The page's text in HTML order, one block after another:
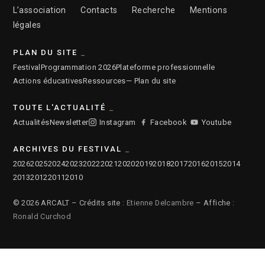
L’association
Contacts Recherche
Mentions
légales
PLAN DU SITE
FestivalProgrammation 2026Plateforme professionnelle
Actions éducativesRessources— Plan du site
TOUTE L'ACTUALITÉ
ActualitésNewsletter Instagram Facebook Youtube
ARCHIVES DU FESTIVAL
2026202520242023202220212020201920182017201620152014
2013201220112010
© 2026 ARCALT – Crédits site : Etienne Delcambre – Affiche :
Ronald Curchod